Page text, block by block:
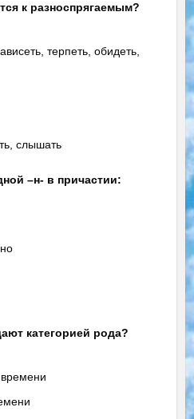
к разноспрягаемым?
терпеть, обидеть,
слышать
–н- в причастии:
категорией рода?